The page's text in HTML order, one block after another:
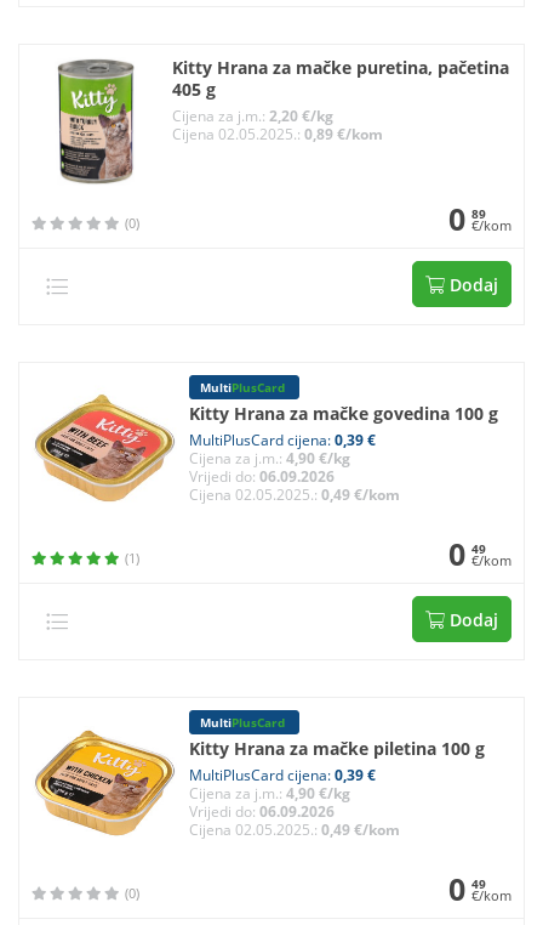
Kitty Hrana za mačke puretina, pačetina
405 g
Cijena za j.m.: 2,20 €/kg
Cijena 02.05.2025.: 0,89 €/kom
(0) 0 89
€/kom
Dodaj
MultiPlusCard
Kitty Hrana za mačke govedina 100 g
MultiPlusCard cijena:0,39 €
Cijena za j.m.: 4,90 €/kg
Vrijedi do: 06.09.2026
Cijena 02.05.2025.: 0,49 €/kom
(1) 0 49
€/kom
Dodaj
MultiPlusCard
Kitty Hrana za mačke piletina 100 g
MultiPlusCard cijena:0,39 €
Cijena za j.m.: 4,90 €/kg
Vrijedi do: 06.09.2026
Cijena 02.05.2025.: 0,49 €/kom
(0) 0 49
€/kom